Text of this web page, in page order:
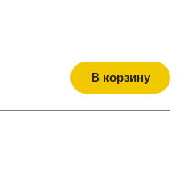
В корзину